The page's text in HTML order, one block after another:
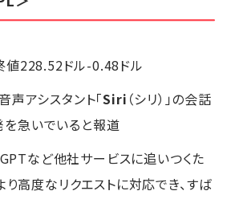
228.52ドル-0.48ドル
声アシスタント「Siri （シリ）」の会話
急いでいると報道
など他社サービスに追いつくた
高度なリクエストに対応でき、すば